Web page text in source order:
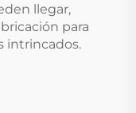
llegar,
para
intrincados.